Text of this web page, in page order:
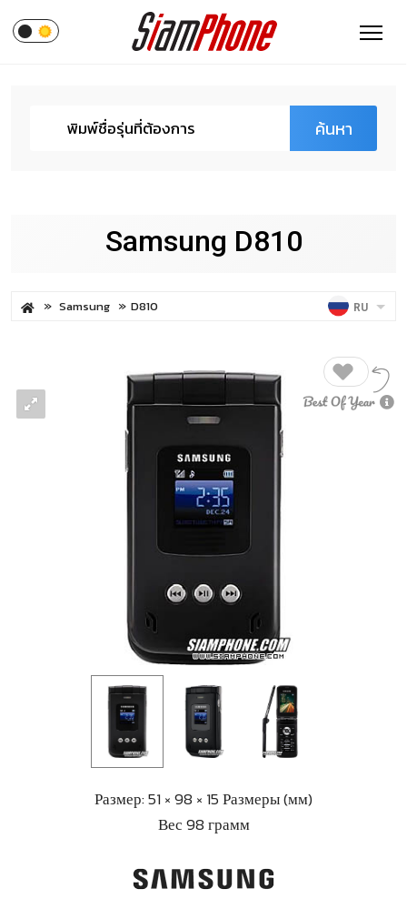
ค้นหา
Samsung D810
Samsung D810 RU
Размер: 51 × 98 × 15 Размеры (мм)
Вес 98 грамм